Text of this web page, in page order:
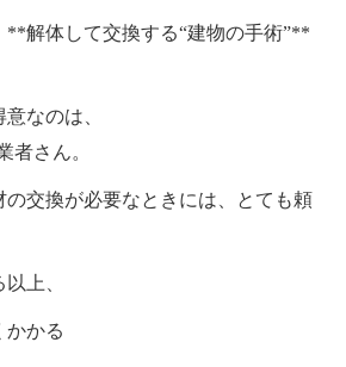
**解体して交換する“建物の手術”**
なのは、
さん。
の交換が必要なときには、とても頼
上、
かかる